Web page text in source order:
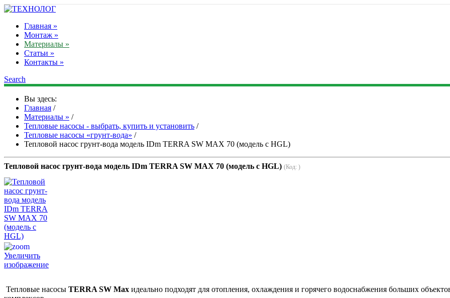
Главная »
Монтаж »
Материалы »
Статьи »
Контакты »
Search
Вы здесь:
Главная /
Материалы » /
Тепловые насосы - выбрать, купить и установить /
Тепловые насосы «грунт-вода» /
Тепловой насос грунт-вода модель IDm TERRA SW MAX 70 (модель с HGL)
Тепловой насос грунт-вода модель IDm TERRA SW MAX 70 (модель с HGL) (Код: )
Увеличить
изображение
Тепловые насосы TERRA SW Max идеально подходят для отопления, охлаждения и горячего водоснабжения больших